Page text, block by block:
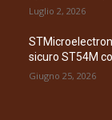
Luglio 2, 2026
sicuro ST54M
Giugno 25, 2026